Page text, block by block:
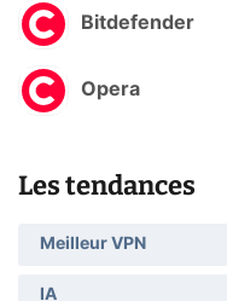
Bitdefender
Opera
Les tendances
Meilleur VPN
IA